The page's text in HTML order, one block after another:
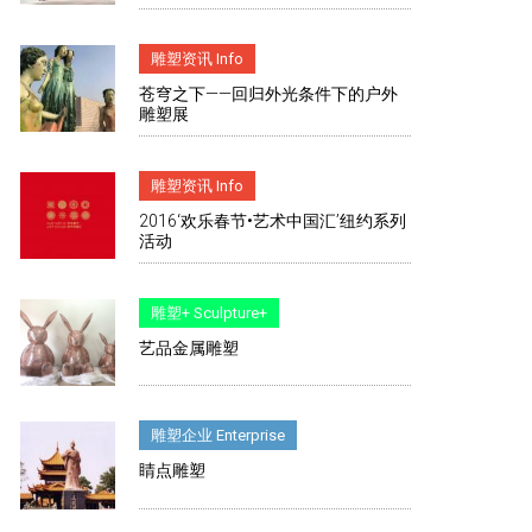
雕塑资讯 Info
苍穹之下——回归外光条件下的户外
雕塑展
雕塑资讯 Info
2016‘欢乐春节•艺术中国汇’纽约系列
活动
雕塑+ Sculpture+
艺品金属雕塑
雕塑企业 Enterprise
睛点雕塑